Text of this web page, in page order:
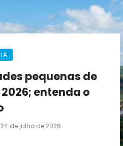
pequenas de
entenda o
24 de julho de 2026